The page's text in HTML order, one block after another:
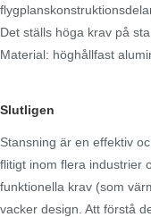
Det ställs höga krav på
Material: höghållfast
Slutligen
Stansning är en effektiv
flitigt inom flera industrier
funktionella krav (som
vacker design. Att förstå